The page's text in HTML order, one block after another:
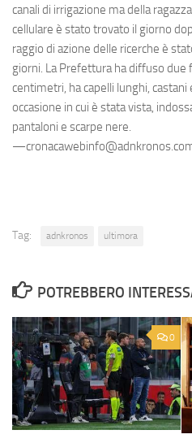
canali di irrigazione ma della
cellulare è stato trovato il giorno
raggio di azione delle ricerche è
giorni. La Prefettura ha diffuso due
centimetri, ha capelli lunghi, castani
occasione in cui è stata vista,
pantaloni e scarpe nere.
Tag: adnkronos ultimora
POTREBBERO
0